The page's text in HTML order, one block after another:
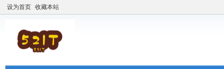
设为首页 收藏本站